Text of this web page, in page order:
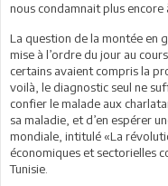
nous condamnait plus encore
La question de la montée en
mise à l’ordre du jour au
certains avaient compris la
voilà, le diagnostic seul ne
confier le malade aux
sa maladie, et d’en espérer
mondiale, intitulé «La
économiques et sectorielles
Tunisie.